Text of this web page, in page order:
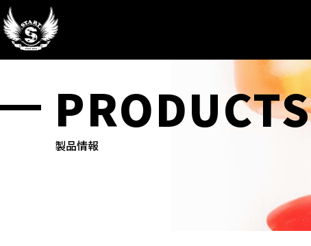
PRODUCTS
製品情報